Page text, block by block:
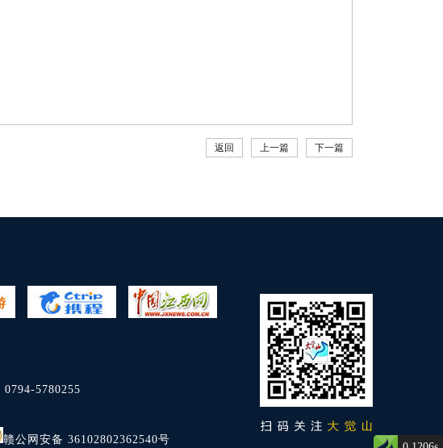
返回 上一篇 下一篇
0794-5780255
赣公网安备 36102802362540号